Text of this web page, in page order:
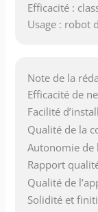
Efficacité :
Usage : robot
Note de la
Efficacité de
Facilité
Qualité de la
Autonomie de
Rapport
Qualité de
Solidité et